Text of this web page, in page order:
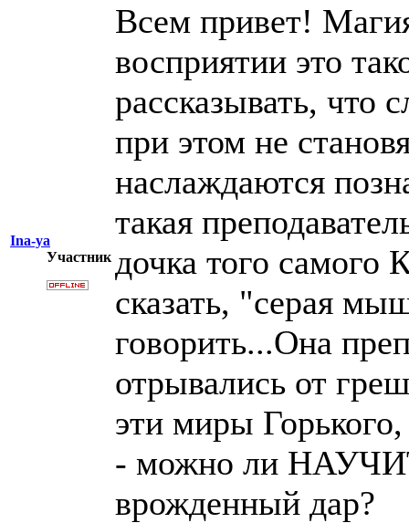
Ina-ya
Участник
Всем привет!
восприятии это
рассказывать, что
при этом не
наслаждаются
такая
дочка того самого
сказать, "серая
говорить...Она
отрывались от
эти миры
- можно ли
врожденный дар?